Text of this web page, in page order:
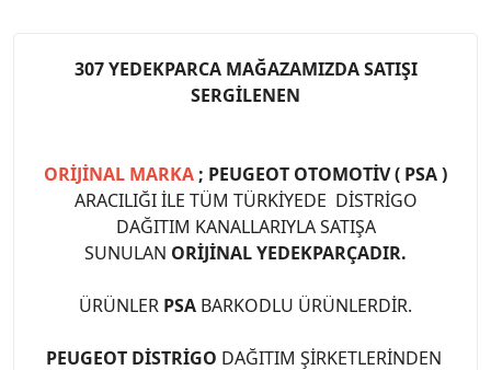
307 YEDEKPARCA MAĞAZAMIZDA SATIŞI
SERGİLENEN
ORİJİNAL MARKA ; PEUGEOT OTOMOTİV ( PSA )
ARACILIĞI İLE TÜM TÜRKİYEDE DİSTRİGO
DAĞITIM KANALLARIYLA SATIŞA
SUNULAN ORİJİNAL YEDEKPARÇADIR.
ÜRÜNLER PSA BARKODLU ÜRÜNLERDİR.
PEUGEOT DİSTRİGO DAĞITIM ŞİRKETLERİNDEN